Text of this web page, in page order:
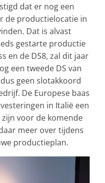
dat er nog een
de productielocatie in
Dat is alvast
gestarte productie
en de DS8, zal dit jaar
een tweede DS van
geen slotakkoord
De Europese baas
in Italië een
voor de komende
meer over tijdens
productieplan.